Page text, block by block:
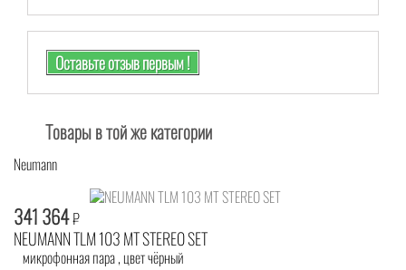
Оставьте отзыв первым !
Товары в той же категории
Neumann
341 364₽
NEUMANN TLM 103 MT STEREO SET
микрофонная пара , цвет чёрный